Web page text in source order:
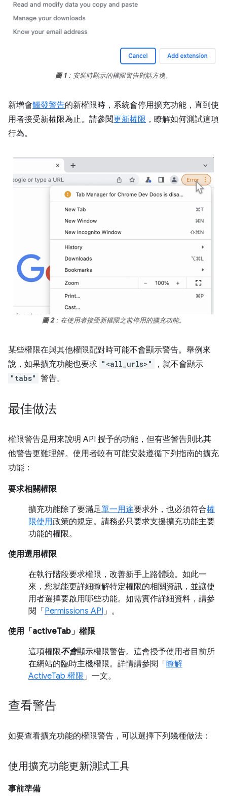
圖 1：安裝時顯示的權限警告對話方塊。
新增會觸發警告的新權限時，系統會停用擴充功能，直到使
用者接受新權限為止。請參閱更新權限 ，瞭解如何測試這項
行為。
圖 2：在使用者接受新權限之前停用的擴充功能。
某些權限在與其他權限配對時可能不會顯示警告。舉例來
說，如果擴充功能也要求 "<all_urls>" ，就不會顯示
"tabs" 警告。
最佳做法
權限警告是用來說明 API 授予的功能，但有些警告則比其
他警告更難理解。使用者較有可能安裝遵循下列指南的擴充
功能：
要求相關權限
擴充功能除了要滿足單一用途要求外，也必須符合權
限使用政策的規定。請務必只要求支援擴充功能主要
功能的權限。
使用選用權限
在執行階段要求權限，改善新手上路體驗。如此一
來，您就能更詳細瞭解特定權限的相關資訊，並讓使
用者選擇要啟用哪些功能。如需實作詳細資料，請參
閱「Permissions API 」。
使用「activeTab」權限
這項權限不會顯示權限警告。這會授予使用者目前所
在網站的臨時主機權限。詳情請參閱「瞭解
ActiveTab 權限 」一文。
查看警告
如要查看擴充功能的權限警告，可以選擇下列幾種做法：
使用擴充功能更新測試工具
事前準備